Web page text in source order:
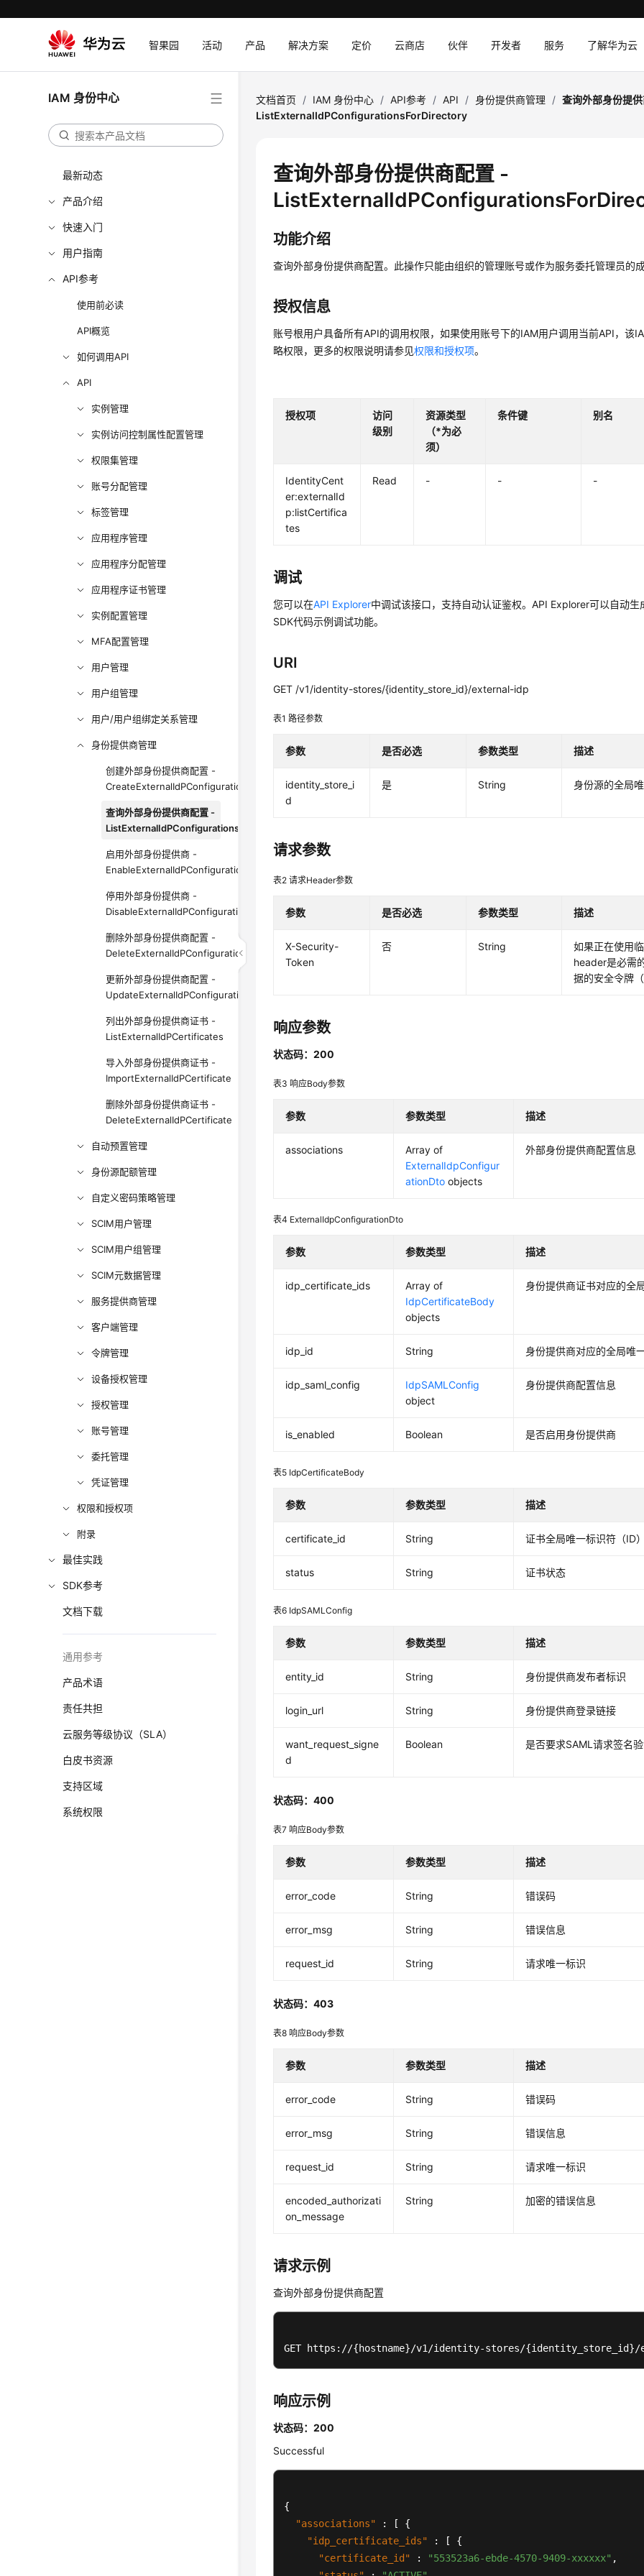
智果园 活动 产品 解决方案 定价 云商店 伙伴 开发者 服务 了解华为云
IAM 身份中心
最新动态
产品介绍
快速入门
用户指南
API参考
使用前必读
API概览
如何调用API
API
实例管理
实例访问控制属性配置管理
权限集管理
账号分配管理
标签管理
应用程序管理
应用程序分配管理
应用程序证书管理
实例配置管理
MFA配置管理
用户管理
用户组管理
用户/用户组绑定关系管理
身份提供商管理
创建外部身份提供商配置 -
CreateExternalIdPConfigurationForDirectory
查询外部身份提供商配置 -
ListExternalIdPConfigurationsForDirectory
启用外部身份提供商 -
EnableExternalIdPConfigurationForDirectory
停用外部身份提供商 -
DisableExternalIdPConfigurationForDirectory
删除外部身份提供商配置 -
DeleteExternalIdPConfigurationForDirectory
更新外部身份提供商配置 -
UpdateExternalIdPConfigurationForDirectory
列出外部身份提供商证书 -
ListExternalIdPCertificates
导入外部身份提供商证书 -
ImportExternalIdPCertificate
删除外部身份提供商证书 -
DeleteExternalIdPCertificate
自动预置管理
身份源配额管理
自定义密码策略管理
SCIM用户管理
SCIM用户组管理
SCIM元数据管理
服务提供商管理
客户端管理
令牌管理
设备授权管理
授权管理
账号管理
委托管理
凭证管理
权限和授权项
附录
最佳实践
SDK参考
文档下载
通用参考
产品术语
责任共担
云服务等级协议（SLA）
白皮书资源
支持区域
系统权限
文档首页 / IAM 身份中心 / API参考 / API / 身份提供商管理 / 查询外部身份提
ListExternalIdPConfigurationsForDirectory
查询外部身份提供商配置 -
功能介绍
查询外部身份提供商配置。此操作只能由组织的管理账号或作为服务委托管理员的
授权信息
账号根用户具备所有API的调用权限，如果使用账号下的IAM用户调用当前API，该
略权限，更多的权限说明请参见权限和授权项。
授权项
访问
级别
资源类型
（*为必
须）
条件键 别名
IdentityCent
er:externalId
p:listCertifica
tes
Read - - -
调试
您可以在API Explorer中调试该接口，支持自动认证鉴权。API Explorer可以自动生
SDK代码示例调试功能。
URI
GET /v1/identity-stores/{identity_store_id}/external-idp
表1路径参数
参数 是否必选 参数类型 描述
identity_store_i
d
是 String 身份源的全局
请求参数
表2请求Header参数
参数 是否必选 参数类型 描述
X-Security-
Token
否 String
如果正在使用
header是必需
据的安全令牌
响应参数
状态码：200
表3响应Body参数
参数 参数类型 描述
associations
Array of
ExternalIdpConfigur
ationDto objects
外部身份提供商配置信息
表4 ExternalIdpConfigurationDto
参数 参数类型 描述
idp_certificate_ids
Array of
IdpCertificateBody
objects
身份提供商证书对应的全
idp_id String 身份提供商对应的全局唯
idp_saml_config
IdpSAMLConfig
object
身份提供商配置信息
is_enabled Boolean 是否启用身份提供商
表5 IdpCertificateBody
参数 参数类型 描述
certificate_id String 证书全局唯一标识符（ID
status String 证书状态
表6 IdpSAMLConfig
参数 参数类型 描述
entity_id String 身份提供商发布者标识
login_url String 身份提供商登录链接
want_request_signe
d
Boolean 是否要求SAML请求签名
状态码：400
表7响应Body参数
参数 参数类型 描述
error_code String 错误码
error_msg String 错误信息
request_id String 请求唯一标识
状态码：403
表8响应Body参数
参数 参数类型 描述
error_code String 错误码
error_msg String 错误信息
request_id String 请求唯一标识
encoded_authorizati
on_message
String 加密的错误信息
请求示例
查询外部身份提供商配置
GET https://{hostname}/v1/identity-stores/{identity_store_id}/
响应示例
状态码：200
Successful
{
"associations"
: [
{
"idp_certificate_ids"
: [
{
"certificate_id"
: "553523a6-ebde-4570-9409-xxxxxx" ,